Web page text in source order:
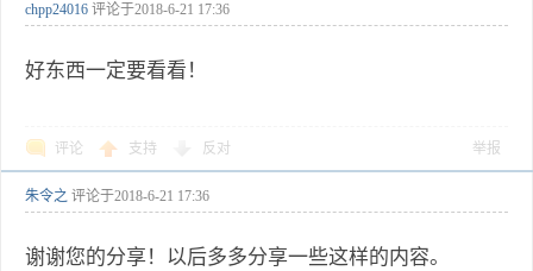
chpp24016 评论于2018-6-21 17:36
好东西一定要看看！
评论 支持 反对 举报
朱令之 评论于2018-6-21 17:36
谢谢您的分享！以后多多分享一些这样的内容。